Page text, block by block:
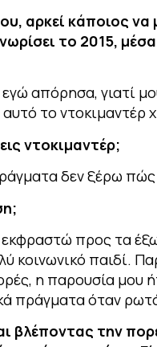
αρκεί κάποιος
το 2015,
απόρησα, γιατί
το ντοκιμαντέρ
ντοκιμαντέρ;
δεν ξέρω
εκφραστώ προς τα
κοινωνικό παιδί.
η παρουσία μου
πράγματα όταν
βλέποντας την